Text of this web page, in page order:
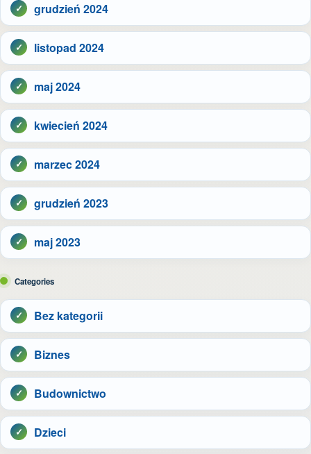
grudzień 2024
listopad 2024
maj 2024
kwiecień 2024
marzec 2024
grudzień 2023
maj 2023
Categories
Bez kategorii
Biznes
Budownictwo
Dzieci